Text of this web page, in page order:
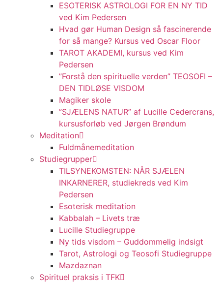
ESOTERISK ASTROLOGI FOR EN NY TID
ved Kim Pedersen
Hvad gør Human Design så fascinerende
for så mange? Kursus ved Oscar Floor
TAROT AKADEMI, kursus ved Kim
Pedersen
”Forstå den spirituelle verden” TEOSOFI –
DEN TIDLØSE VISDOM
Magiker skole
”SJÆLENS NATUR” af Lucille Cedercrans,
kursusforløb ved Jørgen Brøndum
Meditation
Fuldmånemeditation
Studiegrupper
TILSYNEKOMSTEN: NÅR SJÆLEN
INKARNERER, studiekreds ved Kim
Pedersen
Esoterisk meditation
Kabbalah – Livets træ
Lucille Studiegruppe
Ny tids visdom – Guddommelig indsigt
Tarot, Astrologi og Teosofi Studiegruppe
Mazdaznan
Spirituel praksis i TFK